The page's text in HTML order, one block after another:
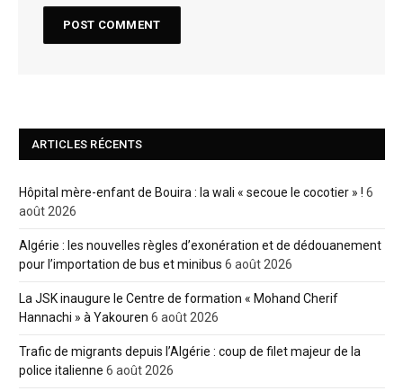
ARTICLES RÉCENTS
Hôpital mère-enfant de Bouira : la wali « secoue le cocotier » ! 6
août 2026
Algérie : les nouvelles règles d’exonération et de dédouanement
pour l’importation de bus et minibus 6 août 2026
La JSK inaugure le Centre de formation « Mohand Cherif
Hannachi » à Yakouren 6 août 2026
Trafic de migrants depuis l’Algérie : coup de filet majeur de la
police italienne 6 août 2026